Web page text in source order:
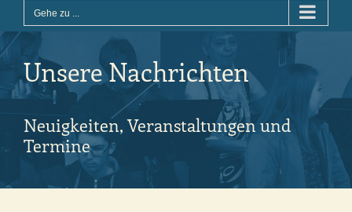
Gehe zu ...
Unsere Nachrichten
Neuigkeiten, Veranstaltungen und
Termine